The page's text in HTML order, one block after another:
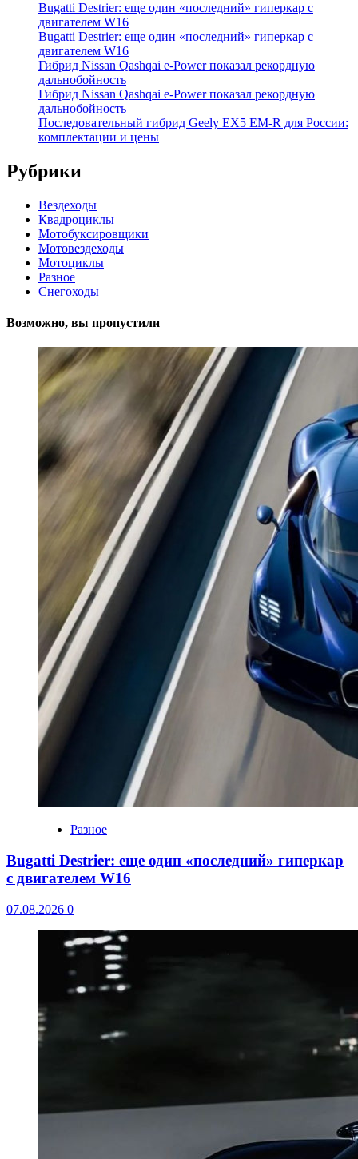
Bugatti Destrier: еще один «последний» гиперкар с
двигателем W16
Bugatti Destrier: еще один «последний» гиперкар с
двигателем W16
Гибрид Nissan Qashqai e-Power показал рекордную
дальнобойность
Гибрид Nissan Qashqai e-Power показал рекордную
дальнобойность
Последовательный гибрид Geely EX5 EM-R для России:
комплектации и цены
Рубрики
Вездеходы
Квадроциклы
Мотобуксировщики
Мотовездеходы
Мотоциклы
Разное
Снегоходы
Возможно, вы пропустили
Разное
Bugatti Destrier: еще один «последний» гиперкар
с двигателем W16
07.08.2026 0